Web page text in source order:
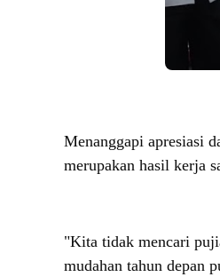
Menanggapi apresiasi
merupakan hasil kerja
"Kita tidak mencari
mudahan tahun depan